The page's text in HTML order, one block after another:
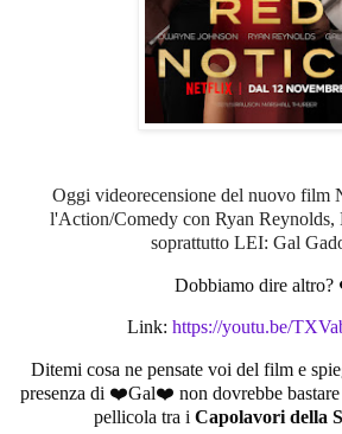
Oggi videorecensione del nuovo film
l'Action/Comedy con Ryan Reynolds,
soprattutto LEI: Gal
Dobbiamo dire
Link: https://youtu.be/
Ditemi cosa ne pensate voi del film e
presenza di ❤️Gal❤️ non dovrebbe bastare
pellicola tra i Capolavori della